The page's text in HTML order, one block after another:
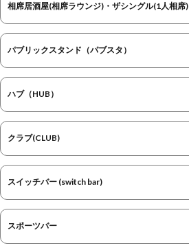
相席居酒屋(相席ラウンジ)・ザシングル(1人相席)
パブリックスタンド（パブスタ）
ハブ（HUB）
クラブ(CLUB)
スイッチバー (switch bar)
スポーツバー